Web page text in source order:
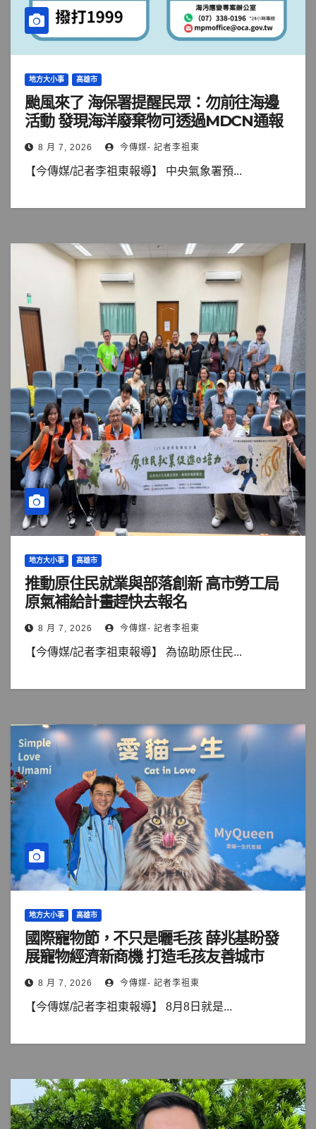
地方大小事 高雄市
颱風來了 海保署提醒民眾：勿前往海邊
活動 發現海洋廢棄物可透過MDCN通報
8 月 7, 2026 今傳媒- 記者李祖東
【今傳媒/記者李祖東報導】 中央氣象署預...
地方大小事 高雄市
推動原住民就業與部落創新 高市勞工局
原氣補給計畫趕快去報名
8 月 7, 2026 今傳媒- 記者李祖東
【今傳媒/記者李祖東報導】 為協助原住民...
地方大小事 高雄市
國際寵物節，不只是曬毛孩 薛兆基盼發
展寵物經濟新商機 打造毛孩友善城市
8 月 7, 2026 今傳媒- 記者李祖東
【今傳媒/記者李祖東報導】 8月8日就是...